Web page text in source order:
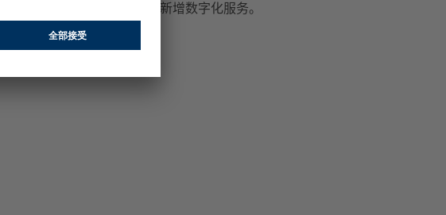
线下载更新软件，即可使用新增数字化服务。